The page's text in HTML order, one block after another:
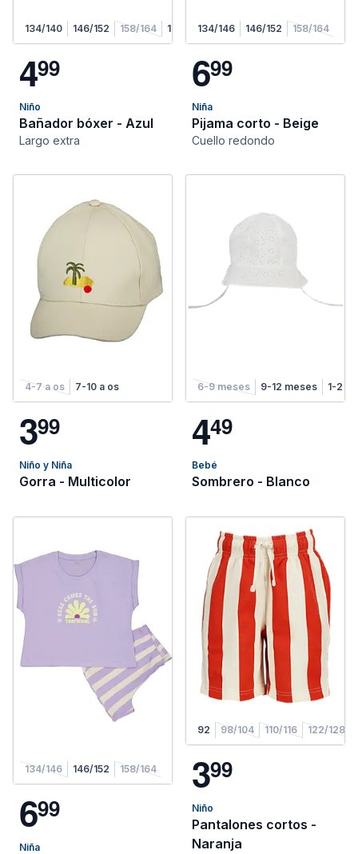
134/140 146/152 158/164 170/176
499
Niño
Bañador bóxer - Azul
Largo extra
134/146 146/152 158/164
699
Niña
Pijama corto - Beige
Cuello redondo
4-7 a os 7-10 a os
399
Niño y Niña
Gorra - Multicolor
6-9 meses 9-12 meses 1-2 a
449
Bebé
Sombrero - Blanco
134/146 146/152 158/164
699
Niña
92 98/104 110/116 122/128
399
Niño
Pantalones cortos -
Naranja